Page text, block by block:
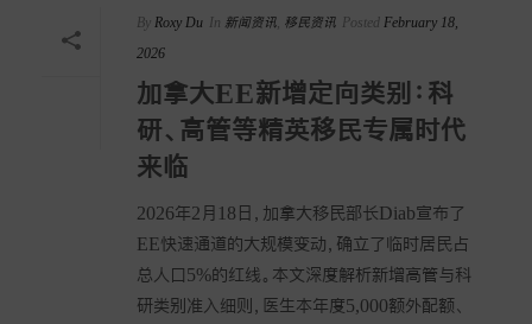
By Roxy Du In 新闻资讯 移民资讯 Posted February 18,
2026
加拿大EE新增定向类别：科
研、高管等精英移民专属时代
来临
2026年2月18日，加拿大移民部长Diab宣布了
EE快速通道的大规模变动，确立了临时居民占
总人口5%的红线。本文深度解析新增高管与科
研类别准入细则，医生本年度5,000额外配额、